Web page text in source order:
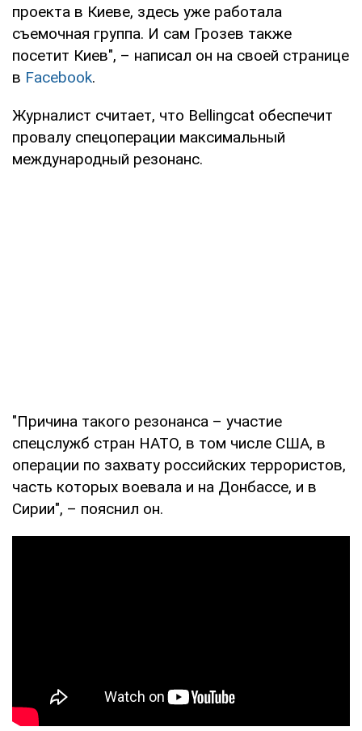
проекта в Киеве, здесь уже работала
съемочная группа. И сам Грозев также
посетит Киев", – написал он на своей странице
в Facebook.
Журналист считает, что Bellingcat обеспечит
провалу спецоперации максимальный
международный резонанс.
"Причина такого резонанса – участие
спецслужб стран НАТО, в том числе США, в
операции по захвату российских террористов,
часть которых воевала и на Донбассе, и в
Сирии", – пояснил он.